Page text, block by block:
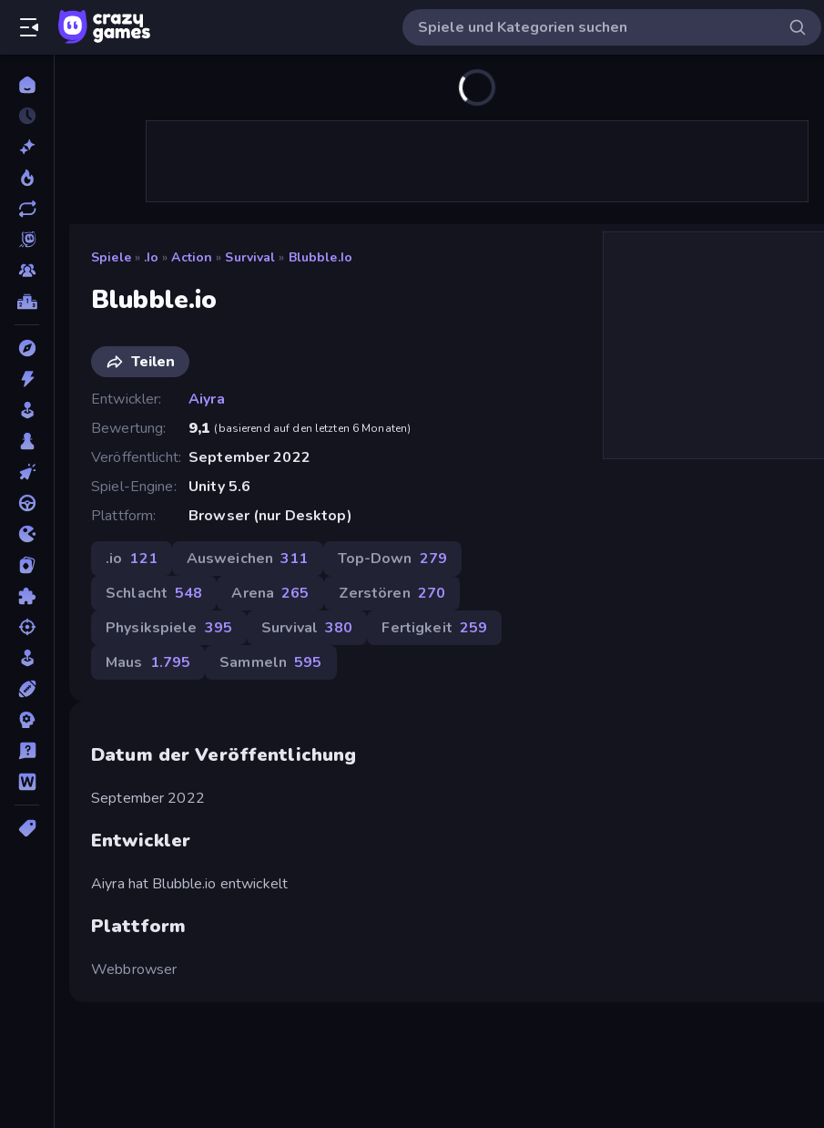
Spiele » .io » Action » Survival » Blubble.io
Blubble.io
Teilen
Entwickler
Aiyra
Bewertung
9,1 (basierend auf den letzten 6 Monaten)
Veröffentlicht September 2022
Spiel-Engine
Unity 5.6
Plattform
Browser (nur Desktop)
.io 121 Ausweichen 311 Top-Down 279
Schlacht 548 Arena 265 Zerstören 270
Physikspiele 395 Survival 380 Fertigkeit 259
Maus 1.795 Sammeln 595
Datum der Veröffentlichung
September 2022
Entwickler
Aiyra hat Blubble.io entwickelt
Plattform
Webbrowser